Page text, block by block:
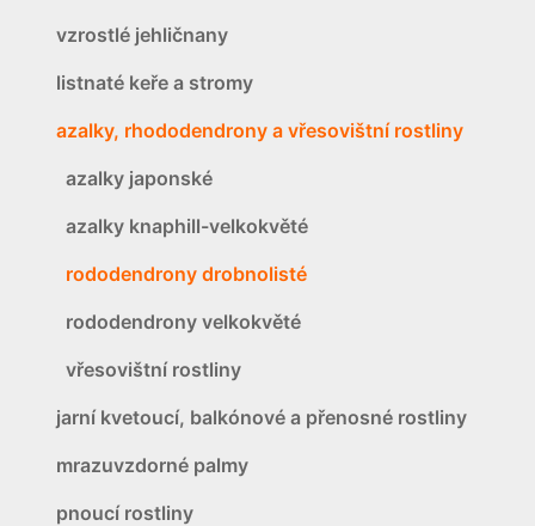
vzrostlé jehličnany
listnaté keře a stromy
azalky, rhododendrony a vřesovištní rostliny
azalky japonské
azalky knaphill-velkokvěté
rododendrony drobnolisté
rododendrony velkokvěté
vřesovištní rostliny
jarní kvetoucí, balkónové a přenosné rostliny
mrazuvzdorné palmy
pnoucí rostliny